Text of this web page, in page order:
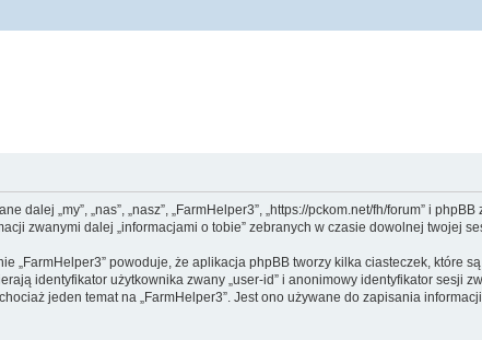
„my”, „nas”, „nasz”, „FarmHelper3”, „https://pckom.net/fh/forum” i phpBB
zwanymi dalej „informacjami o tobie” zebranych w czasie dowolnej twojej
„FarmHelper3” powoduje, że aplikacja phpBB tworzy kilka ciasteczek, które
identyfikator użytkownika zwany „user-id” i anonimowy identyfikator sesji
jeden temat na „FarmHelper3”. Jest ono używane do zapisania